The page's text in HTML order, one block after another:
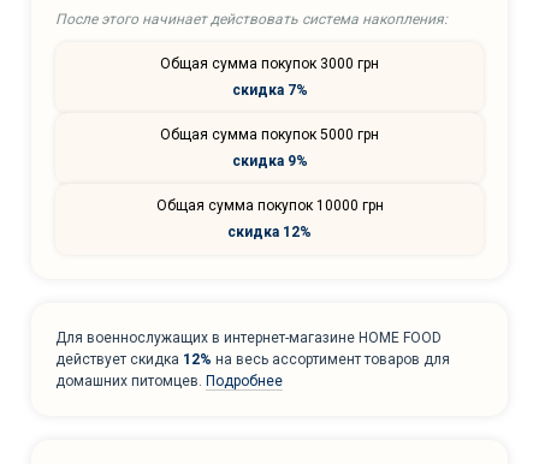
После этого начинает действовать система накопления:
Общая сумма покупок 3000 грн
скидка 7%
Общая сумма покупок 5000 грн
скидка 9%
Общая сумма покупок 10000 грн
скидка 12%
Для военнослужащих в интернет-магазине HOME FOOD
действует скидка 12% на весь ассортимент товаров для
домашних питомцев. Подробнее